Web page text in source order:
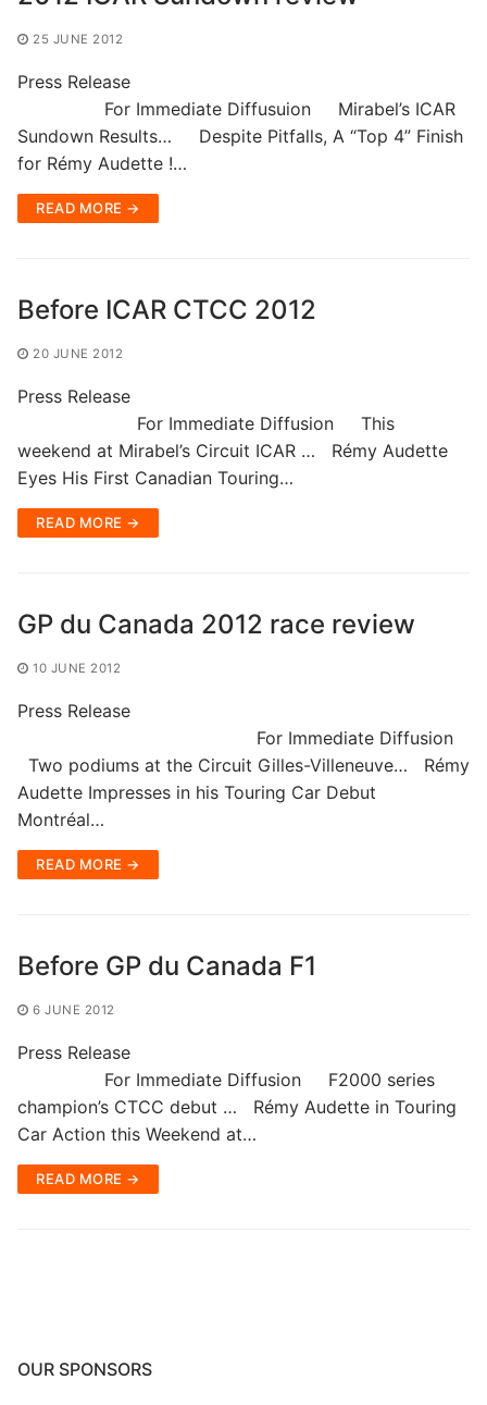
25 JUNE 2012
Press Release
For Immediate Diffusuion Mirabel’s ICAR
Sundown Results… Despite Pitfalls, A “Top 4” Finish
for Rémy Audette !…
READ MORE →
Before ICAR CTCC 2012
20 JUNE 2012
Press Release
For Immediate Diffusion This
weekend at Mirabel’s Circuit ICAR … Rémy Audette
Eyes His First Canadian Touring…
READ MORE →
GP du Canada 2012 race review
10 JUNE 2012
Press Release
For Immediate Diffusion
Two podiums at the Circuit Gilles-Villeneuve… Rémy
Audette Impresses in his Touring Car Debut
Montréal…
READ MORE →
Before GP du Canada F1
6 JUNE 2012
Press Release
For Immediate Diffusion F2000 series
champion’s CTCC debut … Rémy Audette in Touring
Car Action this Weekend at…
READ MORE →
OUR SPONSORS